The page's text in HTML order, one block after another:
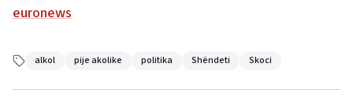
euronews
alkol pije akolike politika Shëndeti Skoci